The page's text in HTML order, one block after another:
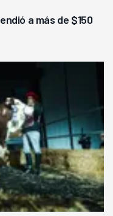
a más de $150